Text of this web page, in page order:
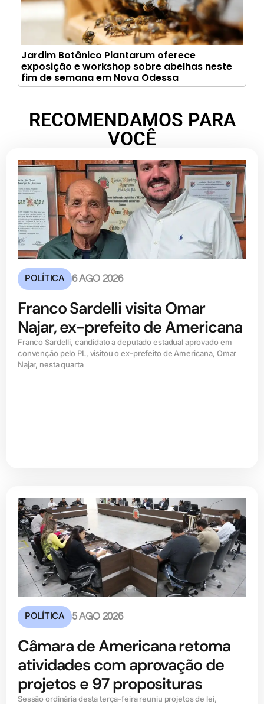
Jardim Botânico Plantarum oferece
exposição e workshop sobre abelhas neste
fim de semana em Nova Odessa
RECOMENDAMOS PARA
VOCÊ
POLÍTICA 6 AGO 2026
Franco Sardelli visita Omar
Najar, ex-prefeito de Americana
Franco Sardelli, candidato a deputado estadual aprovado em
convenção pelo PL, visitou o ex-prefeito de Americana, Omar
Najar, nesta quarta
POLÍTICA 5 AGO 2026
Câmara de Americana retoma
atividades com aprovação de
projetos e 97 proposituras
Sessão ordinária desta terça-feira reuniu projetos de lei,